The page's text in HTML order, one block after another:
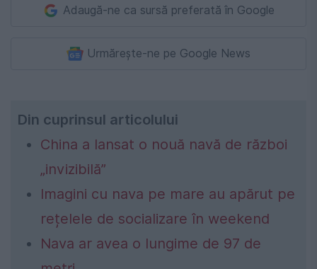
Adaugă-ne ca sursă preferată în Google
Urmărește-ne pe Google News
Din cuprinsul articolului
China a lansat o nouă navă de război
„invizibilă”
Imagini cu nava pe mare au apărut pe
rețelele de socializare în weekend
Nava ar avea o lungime de 97 de